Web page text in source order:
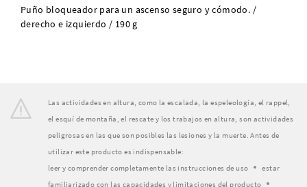
Puño bloqueador para un ascenso seguro y cómodo. /
derecho e izquierdo / 190 g
Las actividades en altura, como la escalada, la espeleología, el rappel,
el esquí de montaña, el rescate y los trabajos en altura, son actividades
peligrosas en las que son posibles las lesiones y la muerte. Antes de
utilizar este producto es indispensable:
leer y comprender completamente las instrucciones de uso
estar
familiarizado con las capacidades y limitaciones del producto